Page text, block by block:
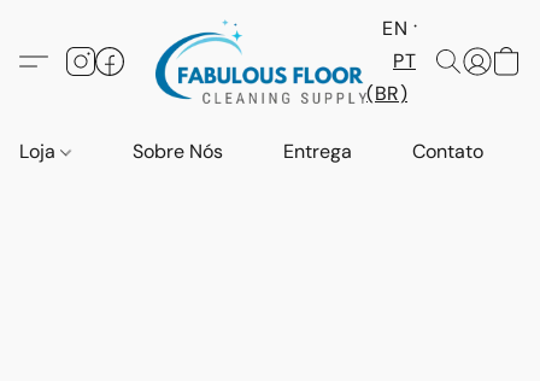
EN
PT
(BR)
Loja Sobre Nós Entrega Contato